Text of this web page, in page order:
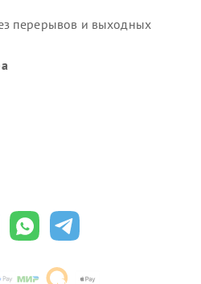
перерывов и выходных